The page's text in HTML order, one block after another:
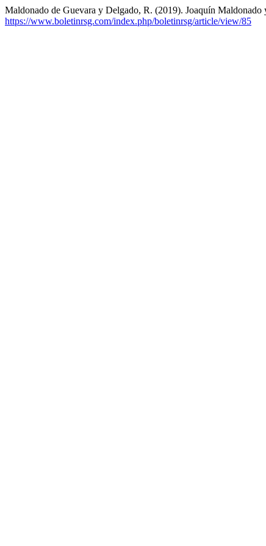
Maldonado de Guevara y Delgado, R. (2019). Joaquín
https://www.boletinrsg.com/index.php/boletinrsg/article/view/85